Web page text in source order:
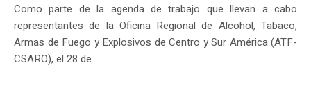
Como parte de la agenda de trabajo que llevan a cabo
representantes de la Oficina Regional de Alcohol, Tabaco,
Armas de Fuego y Explosivos de Centro y Sur América (ATF-
CSARO), el 28 de...